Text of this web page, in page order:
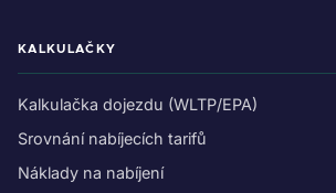
KALKULAČKY
Kalkulačka dojezdu (WLTP/EPA)
Srovnání nabíjecích tarifů
Náklady na nabíjení